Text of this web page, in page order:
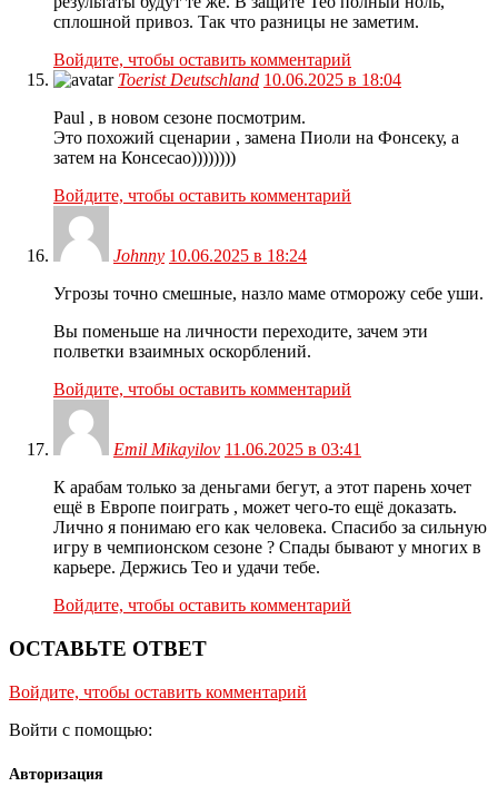
сплошной привоз. Так что разницы не заметим.
Войдите, чтобы оставить комментарий
Toerist Deutschland 10.06.2025 в 18:04
Paul , в новом сезоне посмотрим.
Это похожий сценарии , замена Пиоли на Фонсеку, а
затем на Консесао))))))))
Войдите, чтобы оставить комментарий
Johnny 10.06.2025 в 18:24
Угрозы точно смешные, назло маме отморожу себе уши.
Вы поменьше на личности переходите, зачем эти
полветки взаимных оскорблений.
Войдите, чтобы оставить комментарий
Emil Mikayilov 11.06.2025 в 03:41
К арабам только за деньгами бегут, а этот парень хочет
ещё в Европе поиграть , может чего-то ещё доказать.
Лично я понимаю его как человека. Спасибо за сильную
игру в чемпионском сезоне ? Спады бывают у многих в
карьере. Держись Тео и удачи тебе.
Войдите, чтобы оставить комментарий
ОСТАВЬТЕ ОТВЕТ
Войдите, чтобы оставить комментарий
Войти с помощью:
Авторизация